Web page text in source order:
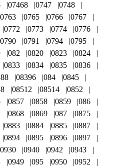
07468 0747
0748
0763 0765 0766
0767
0772 0773 0774
0776
0790 0791 0794
0795
082 0820 0823
0824
0833 0834 0835
0836
08396 084
0845
08512 08514
0852
0857 0858 0859
086
0868 0869 087
0875
0883 0884 0885
0887
0894 0895 0896
0897
0930 0940 0942
0943
0949 095 0950
0952